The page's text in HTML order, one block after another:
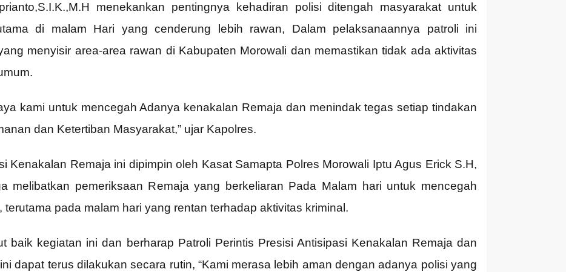
menekankan pentingnya kehadiran polisi ditengah masyarakat untuk
di malam Hari yang cenderung lebih rawan, Dalam pelaksanaannya patroli ini
menyisir area-area rawan di Kabupaten Morowali dan memastikan tidak ada aktivitas
kami untuk mencegah Adanya kenakalan Remaja dan menindak tegas setiap tindakan
dan Ketertiban Masyarakat,” ujar Kapolres.
Kenakalan Remaja ini dipimpin oleh Kasat Samapta Polres Morowali Iptu Agus Erick S.H,
melibatkan pemeriksaan Remaja yang berkeliaran Pada Malam hari untuk mencegah
pada malam hari yang rentan terhadap aktivitas kriminal.
baik kegiatan ini dan berharap Patroli Perintis Presisi Antisipasi Kenakalan Remaja dan
dapat terus dilakukan secara rutin, “Kami merasa lebih aman dengan adanya polisi yang